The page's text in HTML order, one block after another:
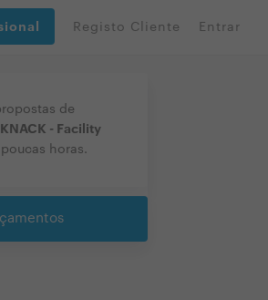
Registo Cliente Entrar
de
KNACK - Facility
horas.